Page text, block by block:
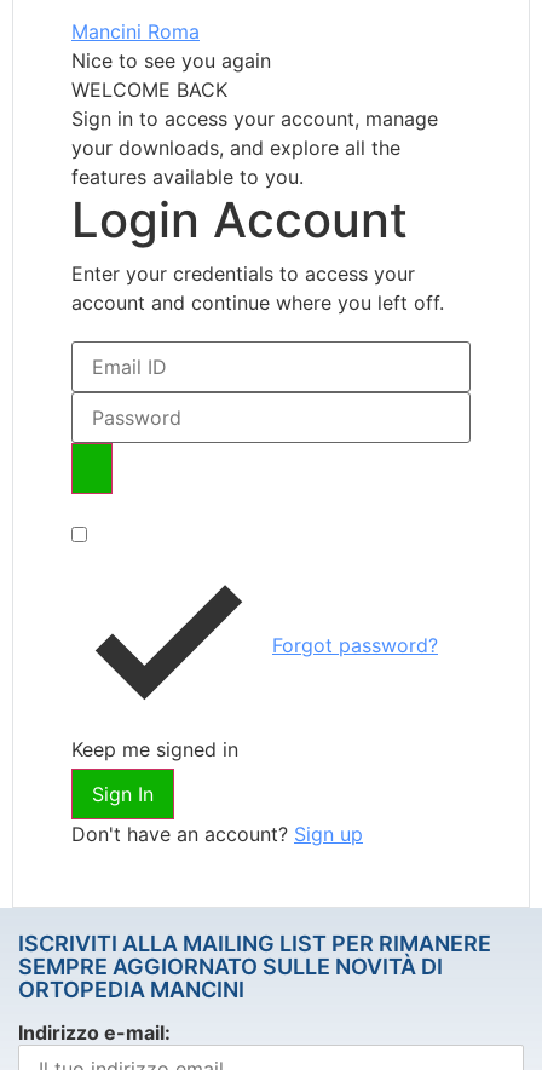
Mancini Roma
Nice to see you again
WELCOME BACK
Sign in to access your account, manage
your downloads, and explore all the
features available to you.
Login Account
Enter your credentials to access your
account and continue where you left off.
Keep me signed in
Forgot password?
Sign In
Don't have an account? Sign up
ISCRIVITI ALLA MAILING LIST PER RIMANERE
SEMPRE AGGIORNATO SULLE NOVITÀ DI
ORTOPEDIA MANCINI
Indirizzo e-mail: